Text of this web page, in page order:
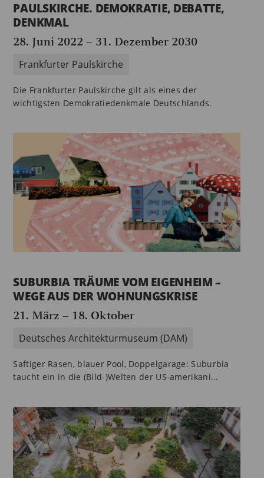
PAULSKIRCHE. DEMOKRATIE, DEBATTE,
DENKMAL
28. Juni 2022 – 31. Dezember 2030
Frankfurter Paulskirche
Die Frankfurter Paulskirche gilt als eines der
wichtigsten Demokratiedenkmale Deutschlands.
SUBURBIA TRÄUME VOM EIGENHEIM –
WEGE AUS DER WOHNUNGSKRISE
21. März – 18. Oktober
Deutsches Architekturmuseum (DAM)
Saftiger Rasen, blauer Pool, Doppelgarage: Suburbia
taucht ein in die (Bild-)Welten der US-amerikani...